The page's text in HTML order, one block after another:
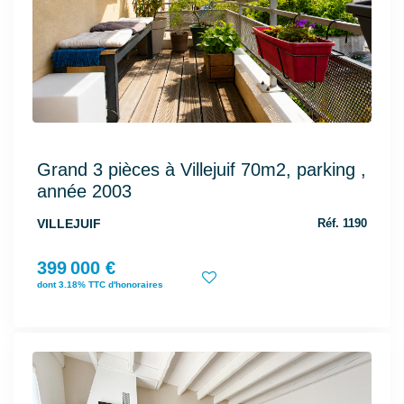
Grand 3 pièces à Villejuif 70m2, parking ,
année 2003
VILLEJUIF Réf. 1190
399 000 €
dont 3.18% TTC d'honoraires